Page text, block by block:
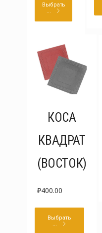
Выбрать
...
КОСА
КВАДРАТ
(ВОСТОК)
₽400.00
Выбрать
...